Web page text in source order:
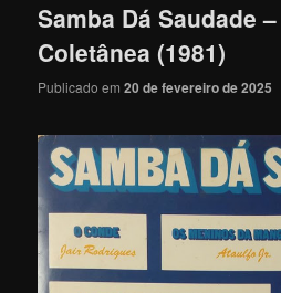
Samba Dá Saudade –
Coletânea (1981)
Publicado em20 de fevereiro de 2025